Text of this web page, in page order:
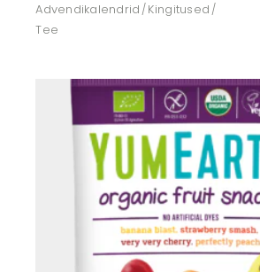
Advendikalendrid Kingitused
Tee